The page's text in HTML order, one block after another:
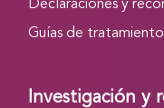
Declaraciones y
Guías de tratamiento
Investigación y